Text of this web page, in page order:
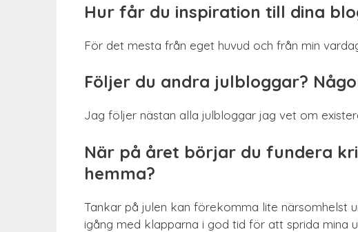
Hur får du inspiration till dina
För det mesta från eget huvud och från min
Följer du andra julbloggar?
Jag följer nästan alla julbloggar jag vet om
När på året börjar du fundera
hemma?
Tankar på julen kan förekomma lite närsomhelst
igång med klapparna i god tid för att sprida